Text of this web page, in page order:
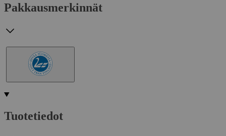
Pakkausmerkinnät
Tuotetiedot